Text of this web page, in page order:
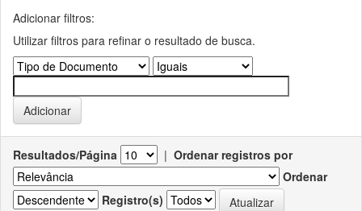
Adicionar filtros:
Utilizar filtros para refinar o resultado de busca.
Resultados/Página | Ordenar registros por
Ordenar
Registro(s)